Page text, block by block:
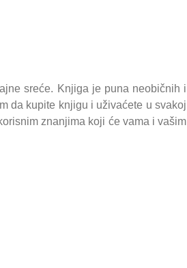
sreće. Knjiga je puna neobičnih i
da kupite knjigu i uživaćete u svakoj
znanjima koji će vama i vašim